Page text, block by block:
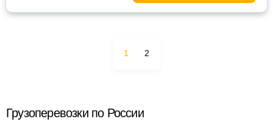
1 2
Грузоперевозки по России